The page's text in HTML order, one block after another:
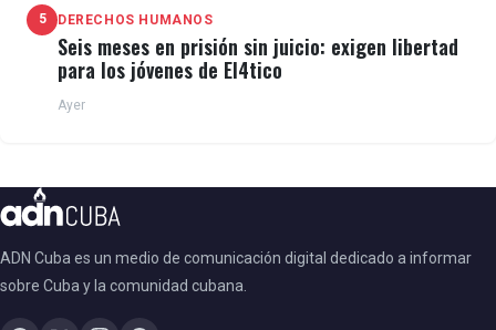
5 DERECHOS HUMANOS
Seis meses en prisión sin juicio: exigen libertad
para los jóvenes de El4tico
Ayer
ADN Cuba es un medio de comunicación digital dedicado a informar
sobre Cuba y la comunidad cubana.